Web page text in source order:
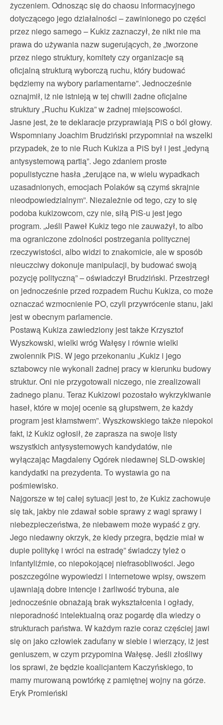
życzeniem. Odnosząc się do chaosu informacyjnego
dotyczącego jego działalności – zawinionego po części
przez niego samego – Kukiz zaznaczył, że nikt nie ma
prawa do używania nazw sugerujących, że „tworzone
przez niego struktury, komitety czy organizacje są
oficjalną strukturą wyborczą ruchu, który budować
będziemy na wybory parlamentarne”. Jednocześnie
oznajmił, iż nie istnieją w tej chwili żadne oficjalne
struktury „Ruchu Kukiza” w żadnej miejscowości.
Jasne jest, że te deklaracje przyprawiają PiS o ból głowy.
Wspomniany Joachim Brudziński przypomniał na wszelki
przypadek, że to nie Ruch Kukiza a PiS był i jest „jedyną
antysystemową partią”. Jego zdaniem proste
populistyczne hasła „żerujące na, w wielu wypadkach
uzasadnionych, emocjach Polaków są czymś skrajnie
nieodpowiedzialnym”. Niezależnie od tego, czy to się
podoba kukizowcom, czy nie, siłą PiS-u jest jego
program. „Jeśli Paweł Kukiz tego nie zauważył, to albo
ma ograniczone zdolności postrzegania politycznej
rzeczywistości, albo widzi to znakomicie, ale w sposób
nieuczciwy dokonuje manipulacji, by budować swoją
pozycję polityczną” – oświadczył Brudziński. Przestrzegł
on jednocześnie przed rozpadem Ruchu Kukiza, co może
oznaczać wzmocnienie PO, czyli przywrócenie stanu, jaki
jest w obecnym parlamencie.
Postawą Kukiza zawiedziony jest także Krzysztof
Wyszkowski, wielki wróg Wałęsy i równie wielki
zwolennik PiS. W jego przekonaniu „Kukiz i jego
sztabowcy nie wykonali żadnej pracy w kierunku budowy
struktur. Oni nie przygotowali niczego, nie zrealizowali
żadnego planu. Teraz Kukizowi pozostało wykrzykiwanie
haseł, które w mojej ocenie są głupstwem, że każdy
program jest kłamstwem”. Wyszkowskiego także niepokoi
fakt, iż Kukiz ogłosił, że zaprasza na swoje listy
wszystkich antysystemowych kandydatów, nie
wyłączając Magdaleny Ogórek niedawnej SLD-owskiej
kandydatki na prezydenta. To wystawia go na
pośmiewisko.
Najgorsze w tej całej sytuacji jest to, że Kukiz zachowuje
się tak, jakby nie zdawał sobie sprawy z wagi sprawy i
niebezpieczeństwa, że niebawem może wypaść z gry.
Jego niedawny okrzyk, że kiedy przegra, będzie miał w
dupie politykę i wróci na estradę” świadczy tyleż o
infantyliźmie, co niepokojącej niefrasobliwości. Jego
poszczególne wypowiedzi i internetowe wpisy, owszem
ujawniają dobre intencje i żarliwość trybuna, ale
jednocześnie obnażają brak wykształcenia i ogłady,
nieporadność intelektualną oraz pogardę dla wiedzy o
strukturach państwa. W każdym razie coraz częściej jawi
się on jako człowiek zadufany w siebie i wierzący, iż jest
geniuszem, w czym przypomina Wałęsę. Jeśli złośliwy
los sprawi, że będzie koalicjantem Kaczyńskiego, to
mamy murowaną powtórkę z pamiętnej wojny na górze.
Eryk Promieński